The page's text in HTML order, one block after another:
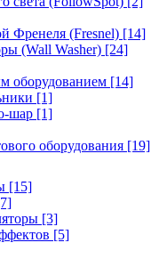
Френеля (Fresnel) [14]
(Wall Washer) [24]
оборудованием [14]
[1]
шар [1]
оборудования [19]
[15]
[3]
[5]